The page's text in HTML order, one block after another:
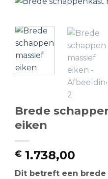
Brede
eiken
€ 1.738,00
Dit betreft een brede